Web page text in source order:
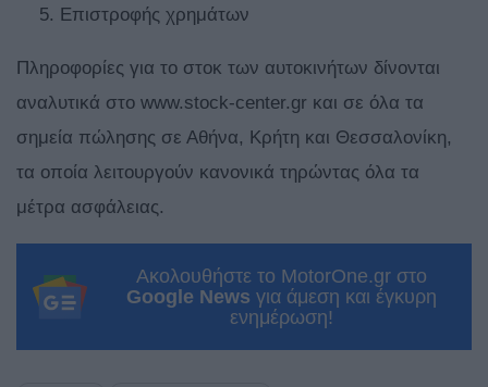
Επιστροφής χρημάτων
Πληροφορίες για το στοκ των αυτοκινήτων δίνονται
αναλυτικά στο www.stock-center.gr και σε όλα τα
σημεία πώλησης σε Αθήνα, Κρήτη και Θεσσαλονίκη,
τα οποία λειτουργούν κανονικά τηρώντας όλα τα
μέτρα ασφάλειας.
Ακολουθήστε το MotorOne.gr στο
Google News για άμεση και έγκυρη
ενημέρωση!